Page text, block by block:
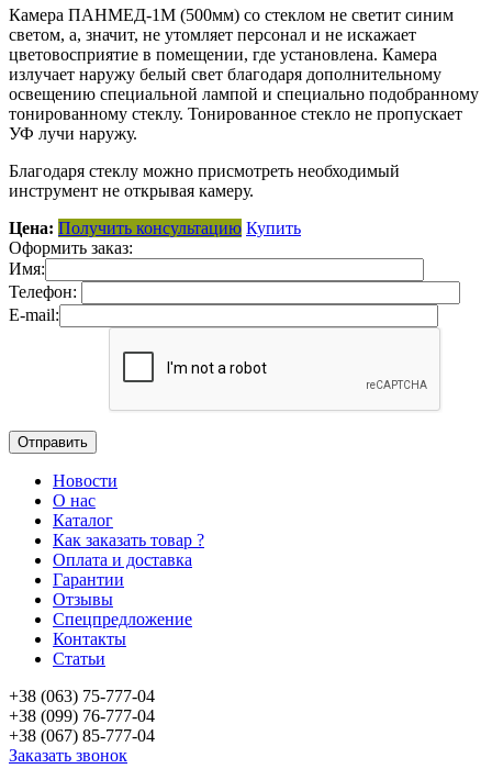
Камера ПАНМЕД-1М (500мм) со стеклом не светит синим
светом, а, значит, не утомляет персонал и не искажает
цветовосприятие в помещении, где установлена. Камера
излучает наружу белый свет благодаря дополнительному
освещению специальной лампой и специально подобранному
тонированному стеклу. Тонированное стекло не пропускает
УФ лучи наружу.
Благодаря стеклу можно присмотреть необходимый
инструмент не открывая камеру.
Цена: Получить консультацию Купить
Оформить заказ:
Имя:
Телефон:
E-mail:
Новости
О нас
Каталог
Как заказать товар ?
Оплата и доставка
Гарантии
Отзывы
Спецпредложение
Контакты
Статьи
+38 (063) 75-777-04
+38 (099) 76-777-04
+38 (067) 85-777-04
Заказать звонок